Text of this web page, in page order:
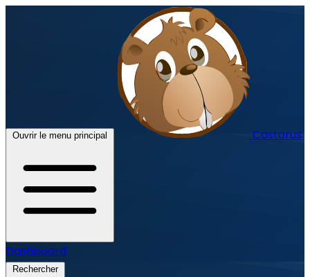
Ouvrir le menu principal Castorus
Dashboard
Rechercher